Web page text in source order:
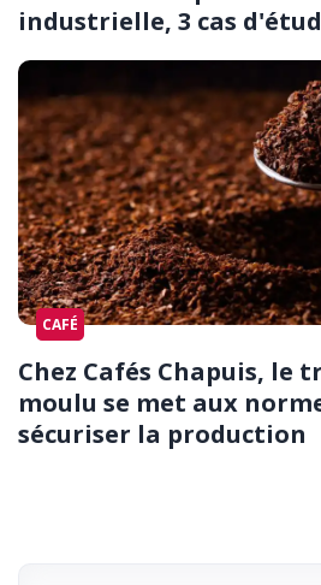
industrielle, 3 cas
CAFÉ
Chez Cafés Chapuis, le
moulu se met aux
sécuriser la production